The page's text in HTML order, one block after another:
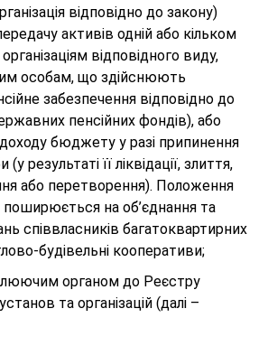
відповідно до закону)
активів одній або кільком
відповідного виду,
особам, що здійснюють
забезпечення відповідно до
пенсійних фондів), або
бюджету у разі припинення
результаті її ліквідації, злиття,
або перетворення). Положення
поширюється на об’єднання та
співвласників багатоквартирних
будівельні кооперативи;
органом до Реєстру
та організацій (далі –